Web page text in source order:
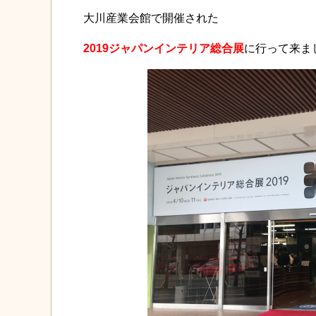
大川産業会館で開催された
2019ジャパンインテリア総合展に行って来ま